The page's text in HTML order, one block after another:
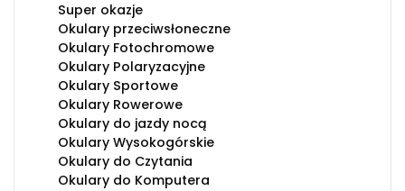
Super okazje
Okulary przeciwsłoneczne
Okulary Fotochromowe
Okulary Polaryzacyjne
Okulary Sportowe
Okulary Rowerowe
Okulary do jazdy nocą
Okulary Wysokogórskie
Okulary do Czytania
Okulary do Komputera